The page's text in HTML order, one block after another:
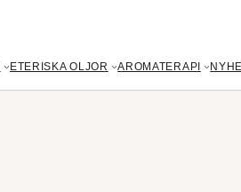
ETERISKA OLJOR AROMATERAPI